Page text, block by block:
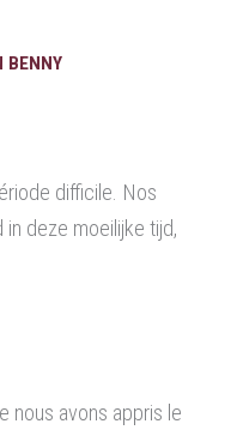
BENNY
difficile. Nos
deze moeilijke tijd,
nous avons appris le